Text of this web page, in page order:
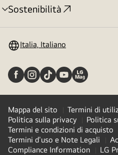
Sostenibilità
Attivazione
Italia, Italiano
Mappa del sito
Termini di
Politica sulla privacy
Politica
Termini e condizioni di acquisto
Termini d'uso e Note Legali
Compliance Information
LG